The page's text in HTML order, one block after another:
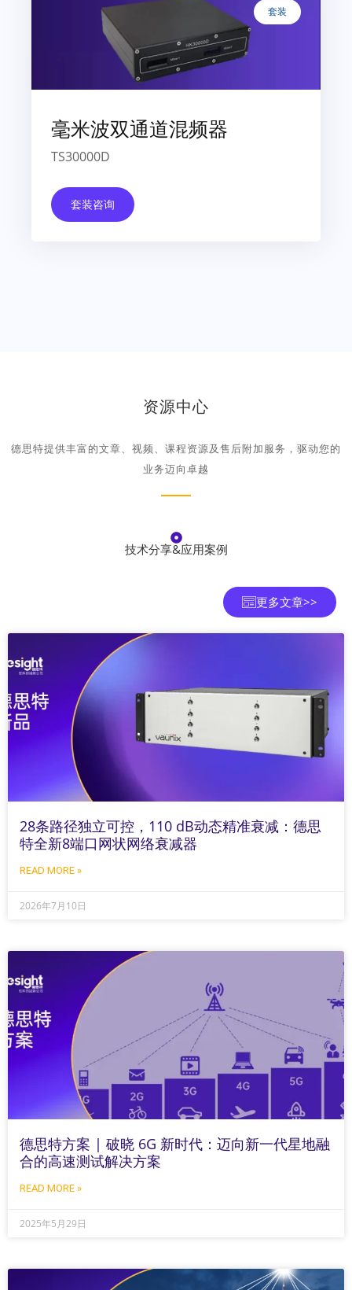
套装
毫米波双通道混频器
TS30000D
套装咨询
资源中心
德思特提供丰富的文章、视频、课程资源及售后附加服务，驱动您的
业务迈向卓越
技术分享&应用案例
更多文章>>
28条路径独立可控，110 dB动态精准衰减：德思
特全新8端口网状网络衰减器
READ MORE »
2026年7月10日
德思特方案 | 破晓 6G 新时代：迈向新一代星地融
合的高速测试解决方案
READ MORE »
2025年5月29日